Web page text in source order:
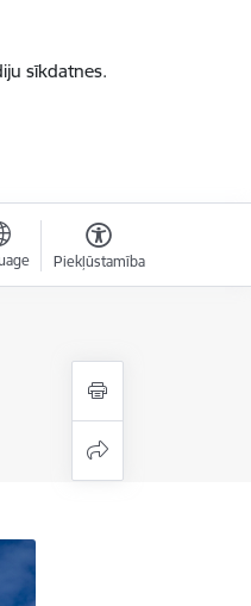
sīkdatnes.
Piekļūstamība